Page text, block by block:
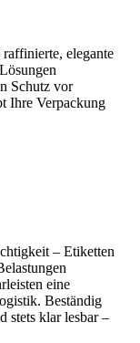
elegante
Schutz vor
Ihre Verpackung
– Etiketten
eine
Beständig
stets klar lesbar –